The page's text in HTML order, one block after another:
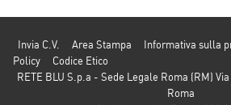
Invia C.V. Area Stampa Informativa sulla
Policy
Codice Etico
RETE BLU S.p.a - Sede Legale Roma (RM)
Roma